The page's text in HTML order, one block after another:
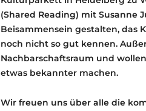
(Shared Reading) mit Susanne
Beisammensein gestalten, das
noch nicht so gut kennen.
Nachbarschaftsraum und
etwas bekannter machen.
Wir freuen uns über alle die